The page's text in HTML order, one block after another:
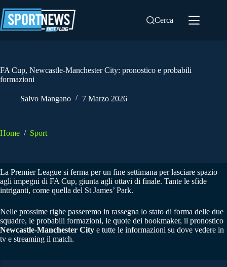
al
contenuto
Cerca
FA Cup, Newcastle-Manchester City: pronostico e probabili
formazioni
Salvo Mangano 7 Marzo 2026
Home / Sport
La Premier League si ferma per un fine settimana per lasciare spazio
agli impegni di FA Cup, giunta agli ottavi di finale. Tante le sfide
intriganti, come quella del St James’ Park.
Nelle prossime righe passeremo in rassegna lo stato di forma delle due
squadre, le probabili formazioni, le quote dei bookmaker, il pronostico
Newcastle-Manchester City e tutte le informazioni su dove vedere in
tv e streaming il match.